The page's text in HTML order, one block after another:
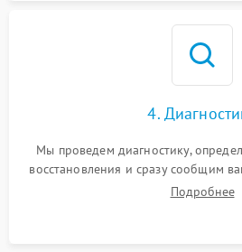
4.
Мы проведем диагностику,
восстановления и сразу сообщим
Подробнее